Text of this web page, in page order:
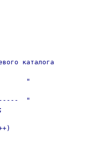
каталога
"
"